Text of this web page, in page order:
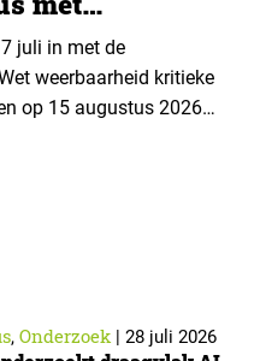
juli in met de
weerbaarheid kritieke
op 15 augustus 2026
, Onderzoek| 28 juli 2026